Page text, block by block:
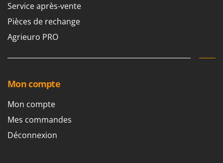
W
Waldner
Weber
Wolf Garten
Worx
Y Yard Force
Service après-vente
Pièces de rechange
Agrieuro PRO
Mon compte
Mon compte
Mes commandes
Déconnexion